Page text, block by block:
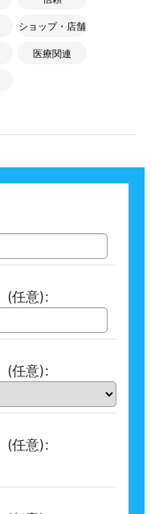
ショップ・店舗
医療関連
(任意):
(任意):
(任意):